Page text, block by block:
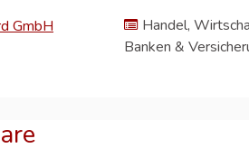
GmbH
Handel,
Banken &